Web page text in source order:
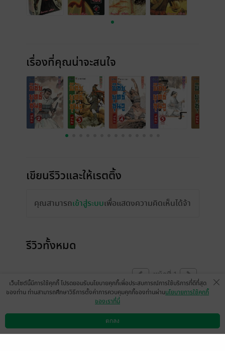
เรื่องที่คุณน่าจะสนใจ
เขียนรีวิวและให้เรตติ้ง
คุณสามารถเข้าสู่ระบบเพื่อแสดงความคิดเห็นได้จ้า
รีวิวทั้งหมด
หน้าที่ 1
ดาวน์โหลดแอป วิธีการใช้งาน ติดต่อเรา
เว็บไซต์นี้มีการใช้คุกกี้ โปรดยอมรับนโยบายคุกกี้เพื่อประสบการณ์การใช้บริการที่ดีที่สุด
ของท่าน ท่านสามารถศึกษาวิธีการตั้งค่าการควบคุมคุกกี้ของท่านผ่านนโยบายการใช้คุกกี้
ของเราที่นี่
ตกลง